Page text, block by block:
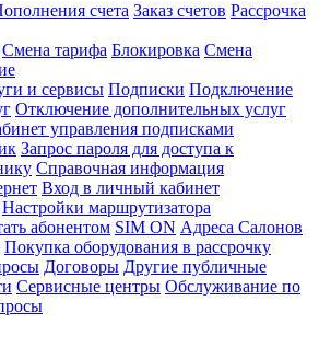
счета Заказ счетов Рассрочка
Смена тарифа Блокировка Смена
и сервисы Подписки Подключение
Отключение дополнительных услуг
управления подписками
Запрос пароля для доступа к
Справочная информация
Вход в личный кабинет
Настройки маршрутизатора
абонентом SIM ON Адреса Салонов
Покупка оборудования в рассрочку
Договоры Другие публичные
Сервисные центры Обслуживание по